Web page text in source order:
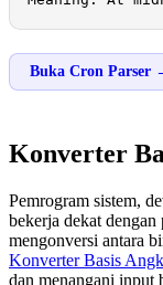
Buka Cron Parser
Konverter
Pemrogram sistem,
bekerja dekat dengan
mengonversi antara
Konverter Basis
dan menangani input